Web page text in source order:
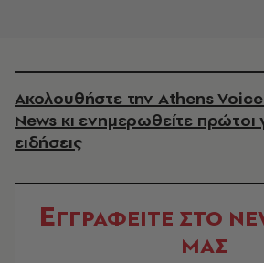
Ακολουθήστε την Athens
News κι ενημερωθείτε πρώτοι
ειδήσεις
ΕΓΓΡΑΦΕΙΤΕ ΣΤΟ
ΜΑΣ